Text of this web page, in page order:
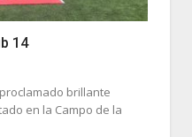
14
brillante
en la Campo de la